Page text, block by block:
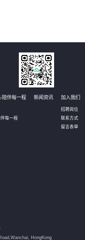
陪伴每一程
每一程
新闻资讯 加入我们
招聘岗位
联系方式
留言表单
Wanchai, HongKong